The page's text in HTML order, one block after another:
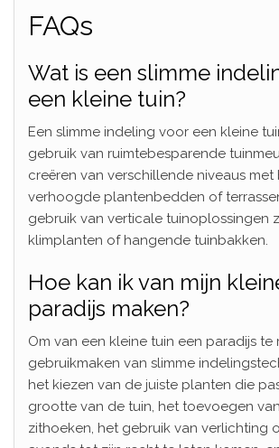
FAQs
Wat is een slimme
een kleine tuin?
Een slimme indeling voor een kleine
gebruik van ruimtebesparende
creëren van verschillende niveaus
verhoogde plantenbedden of
gebruik van verticale tuinoplossingen
klimplanten of hangende tuinbakken.
Hoe kan ik van mijn
paradijs maken?
Om van een kleine tuin een paradijs te
gebruikmaken van slimme
het kiezen van de juiste planten die
grootte van de tuin, het toevoegen
zithoeken, het gebruik van verlichting